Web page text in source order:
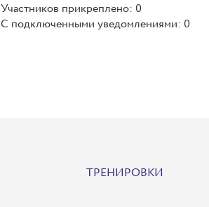
Участников прикреплено: 0
С подключенными уведомлениями: 0
ТРЕНИРОВКИ